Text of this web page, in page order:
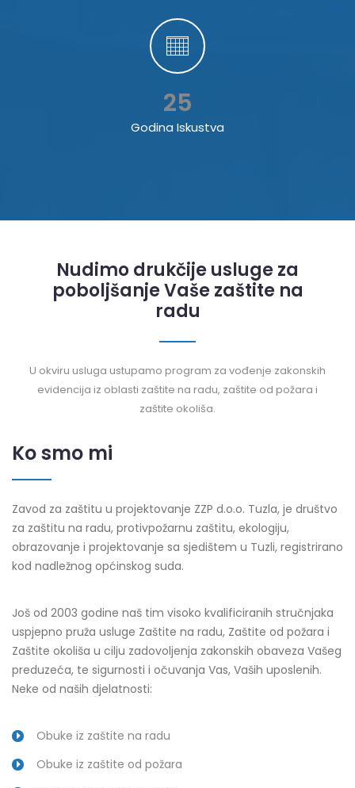
25
Godina Iskustva
Nudimo drukčije usluge za
poboljšanje Vaše zaštite na
radu
U okviru usluga ustupamo program za vođenje zakonskih
evidencija iz oblasti zaštite na radu, zaštite od požara i
zaštite okoliša.
Ko smo mi
Zavod za zaštitu u projektovanje ZZP d.o.o. Tuzla, je društvo
za zaštitu na radu, protivpožarnu zaštitu, ekologiju,
obrazovanje i projektovanje sa sjedištem u Tuzli, registrirano
kod nadležnog općinskog suda.
Još od 2003 godine naš tim visoko kvalificiranih stručnjaka
uspjepno pruža usluge Zaštite na radu, Zaštite od požara i
Zaštite okoliša u cilju zadovoljenja zakonskih obaveza Vašeg
preduzeća, te sigurnosti i očuvanja Vas, Vaših uposlenih.
Neke od naših djelatnosti:
Obuke iz zaštite na radu
Obuke iz zaštite od požara